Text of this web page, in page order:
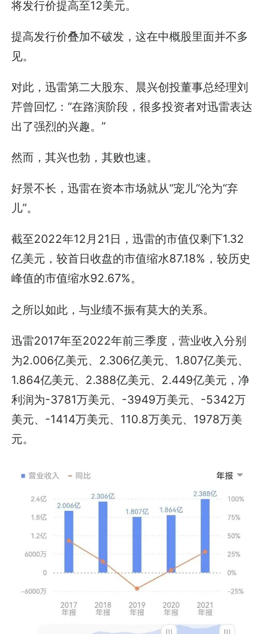
将发行价提高至12美元。
提高发行价叠加不破发，这在中概股里面并不多
见。
对此，迅雷第二大股东、晨兴创投董事总经理刘
芹曾回忆：“在路演阶段，很多投资者对迅雷表达
出了强烈的兴趣。”
然而，其兴也勃，其败也速。
好景不长，迅雷在资本市场就从“宠儿”沦为“弃
儿”。
截至2022年12月21日，迅雷的市值仅剩下1.32
亿美元，较首日收盘的市值缩水87.18%，较历史
峰值的市值缩水92.67%。
之所以如此，与业绩不振有莫大的关系。
迅雷2017年至2022年前三季度，营业收入分别
为2.006亿美元、2.306亿美元、1.807亿美元、
1.864亿美元、2.388亿美元、2.449亿美元，净
利润为-3781万美元、-3949万美元、-5342万
美元、-1414万美元、110.8万美元、1978万美
元。